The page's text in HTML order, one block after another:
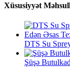
Xüsusiyyət
DTS Su
Şüşə